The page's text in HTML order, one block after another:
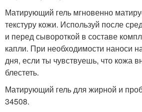
Матирующий гель мгновенно
текстуру кожи. Используй после
и перед сывороткой в составе
капли. При необходимости наноси
дня, если ты чувствуешь, что кожа
блестеть.
Матирующий гель для жирной и
34508.